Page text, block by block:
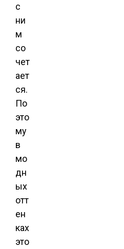
с
ни
м
со
чет
ает
ся.
По
это
му
в
мо
дн
ых
отт
ен
ках
это